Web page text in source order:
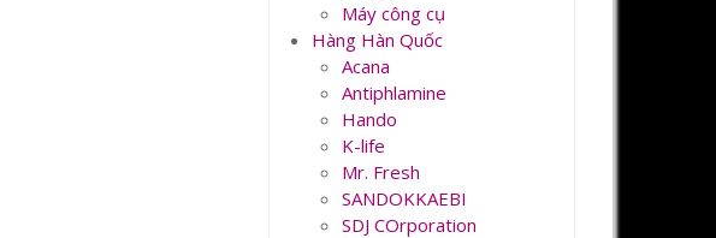
Máy công cụ
Hàng Hàn Quốc
Acana
Antiphlamine
Hando
K-life
Mr. Fresh
SANDOKKAEBI
SDJ COrporation